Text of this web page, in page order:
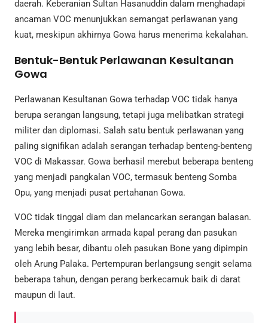
daerah. Keberanian Sultan Hasanuddin dalam menghadapi
ancaman VOC menunjukkan semangat perlawanan yang
kuat, meskipun akhirnya Gowa harus menerima kekalahan.
Bentuk-Bentuk Perlawanan Kesultanan
Gowa
Perlawanan Kesultanan Gowa terhadap VOC tidak hanya
berupa serangan langsung, tetapi juga melibatkan strategi
militer dan diplomasi. Salah satu bentuk perlawanan yang
paling signifikan adalah serangan terhadap benteng-benteng
VOC di Makassar. Gowa berhasil merebut beberapa benteng
yang menjadi pangkalan VOC, termasuk benteng Somba
Opu, yang menjadi pusat pertahanan Gowa.
VOC tidak tinggal diam dan melancarkan serangan balasan.
Mereka mengirimkan armada kapal perang dan pasukan
yang lebih besar, dibantu oleh pasukan Bone yang dipimpin
oleh Arung Palaka. Pertempuran berlangsung sengit selama
beberapa tahun, dengan perang berkecamuk baik di darat
maupun di laut.